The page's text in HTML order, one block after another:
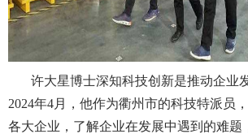
许大星博士深知科技创新是推动企业
2024年4月，他作为衢州市的科技特派员
各大企业，了解企业在发展中遇到的难题